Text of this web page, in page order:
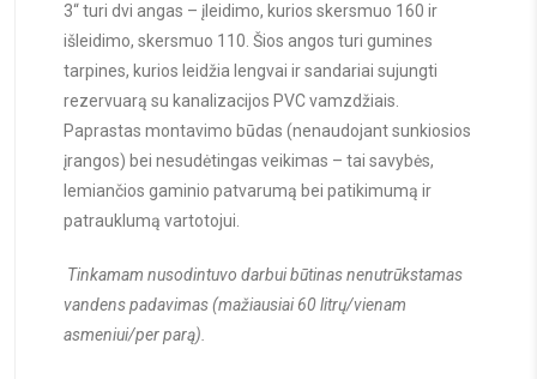
3“ turi dvi angas – įleidimo, kurios skersmuo 160 ir
išleidimo, skersmuo 110. Šios angos turi gumines
tarpines, kurios leidžia lengvai ir sandariai sujungti
rezervuarą su kanalizacijos PVC vamzdžiais.
Paprastas montavimo būdas (nenaudojant sunkiosios
įrangos) bei nesudėtingas veikimas – tai savybės,
lemiančios gaminio patvarumą bei patikimumą ir
patrauklumą vartotojui.
Tinkamam nusodintuvo darbui būtinas nenutrūkstamas
vandens padavimas (mažiausiai 60 litrų/vienam
asmeniui/per parą).